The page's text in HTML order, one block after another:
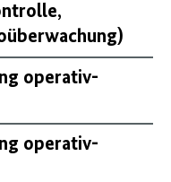
operativ-
operativ-